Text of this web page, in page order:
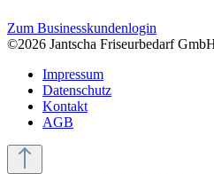
Zum Businesskundenlogin
©2026 Jantscha Friseurbedarf
Impressum
Datenschutz
Kontakt
AGB